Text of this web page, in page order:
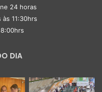
24 horas
às 11:30hrs
DIA